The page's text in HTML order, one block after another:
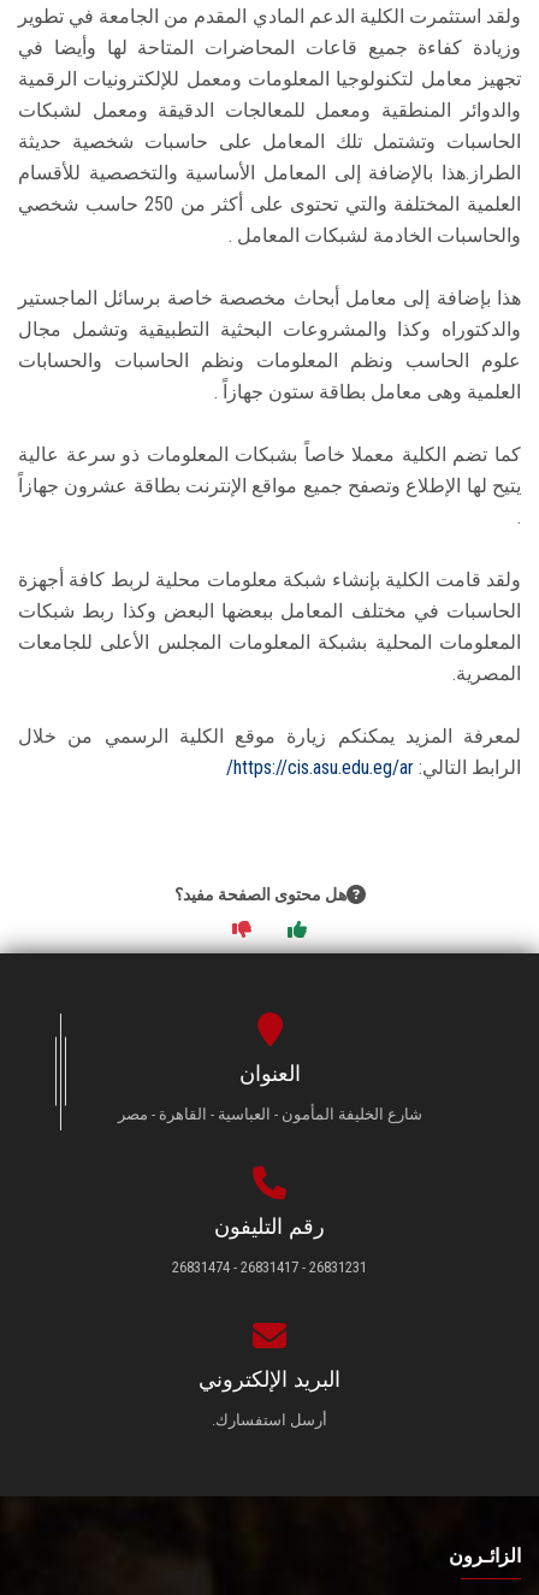
ولقد استثمرت الكلية الدعم المادي المقدم من الجامعة في تطوير
وزيادة كفاءة جميع قاعات المحاضرات المتاحة لها وأيضا في
تجهيز معامل لتكنولوجيا المعلومات ومعمل للإلكترونيات الرقمية
والدوائر المنطقية ومعمل للمعالجات الدقيقة ومعمل لشبكات
الحاسبات وتشتمل تلك المعامل على حاسبات شخصية حديثة
الطراز.هذا بالإضافة إلى المعامل الأساسية والتخصصية للأقسام
العلمية المختلفة والتي تحتوى على أكثر من 250 حاسب شخصي
والحاسبات الخادمة لشبكات المعامل .
هذا بإضافة إلى معامل أبحاث مخصصة خاصة برسائل الماجستير
والدكتوراه وكذا والمشروعات البحثية التطبيقية وتشمل مجال
علوم الحاسب ونظم المعلومات ونظم الحاسبات والحسابات
العلمية وهى معامل بطاقة ستون جهازاً .
كما تضم الكلية معملا خاصاً بشبكات المعلومات ذو سرعة عالية
يتيح لها الإطلاع وتصفح جميع مواقع الإنترنت بطاقة عشرون جهازاً
.
ولقد قامت الكلية بإنشاء شبكة معلومات محلية لربط كافة أجهزة
الحاسبات في مختلف المعامل ببعضها البعض وكذا ربط شبكات
المعلومات المحلية بشبكة المعلومات المجلس الأعلى للجامعات
المصرية.
لمعرفة المزيد يمكنكم زيارة موقع الكلية الرسمي من خلال
الرابط التالي: https://cis.asu.edu.eg/ar/
هل محتوى الصفحة مفيد؟
العنوان
شارع الخليفة المأمون - العباسية - القاهرة - مصر
رقم التليفون
26831231 - 26831417 - 26831474
البريد الإلكتروني
أرسل استفسارك.
الزائـرون